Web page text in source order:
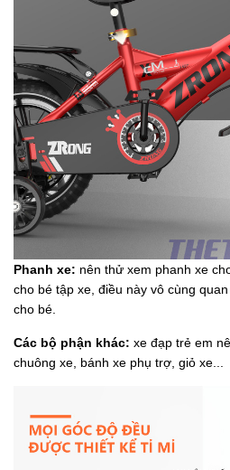
Phanh xe: nên thử xem phanh xe
cho bé tập xe, điều này vô cùng
cho bé.
Các bộ phận khác: xe đạp trẻ em
chuông xe, bánh xe phụ trợ, giỏ xe...